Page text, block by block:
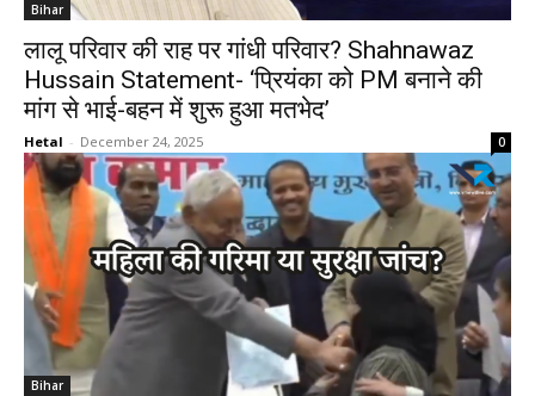
Bihar
लालू परिवार की राह पर गांधी परिवार? Shahnawaz
Hussain Statement- ‘प्रियंका को PM बनाने की
मांग से भाई-बहन में शुरू हुआ मतभेद’
Hetal - December 24, 2025 0
Bihar